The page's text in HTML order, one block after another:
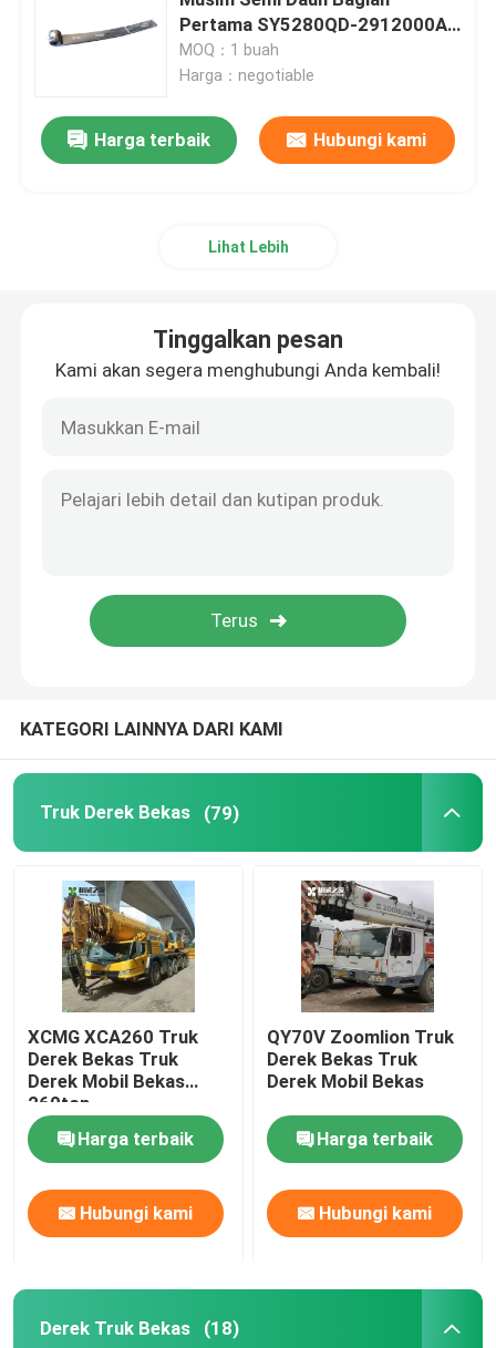
Crane Perayap Bekas
Derek Perayap Tangan Kedua
Suku Cadang Derek XCMG
Ekskavator Mini Diesel
Perakitan Mesin
Pertama SY5280QD-2912000A-
021 60259964
MOQ：1 buah
Harga：negotiable
Harga terbaik Hubungi kami
Lihat Lebih
Tinggalkan pesan
Kami akan segera menghubungi Anda kembali!
KATEGORI LAINNYA DARI KAMI
Truk Derek Bekas (79)
XCMG XCA260 Truk
Derek Bekas Truk
Derek Mobil Bekas
260ton
Harga terbaik
Hubungi kami
QY70V Zoomlion Truk
Derek Bekas Truk
Derek Mobil Bekas
Harga terbaik
Hubungi kami
Derek Truk Bekas (18)